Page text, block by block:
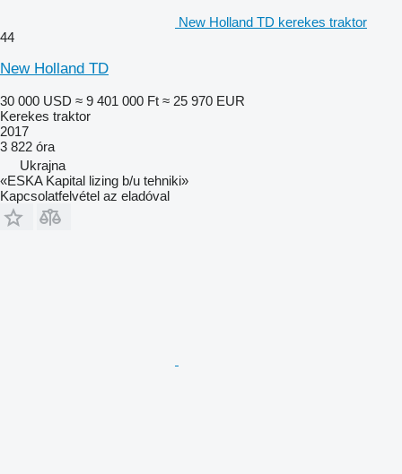
New Holland TD kerekes traktor
44
New Holland TD
30 000 USD ≈ 9 401 000 Ft ≈ 25 970 EUR
Kerekes traktor
2017
3 822 óra
Ukrajna
«ESKA Kapital lizing b/u tehniki»
Kapcsolatfelvétel az eladóval